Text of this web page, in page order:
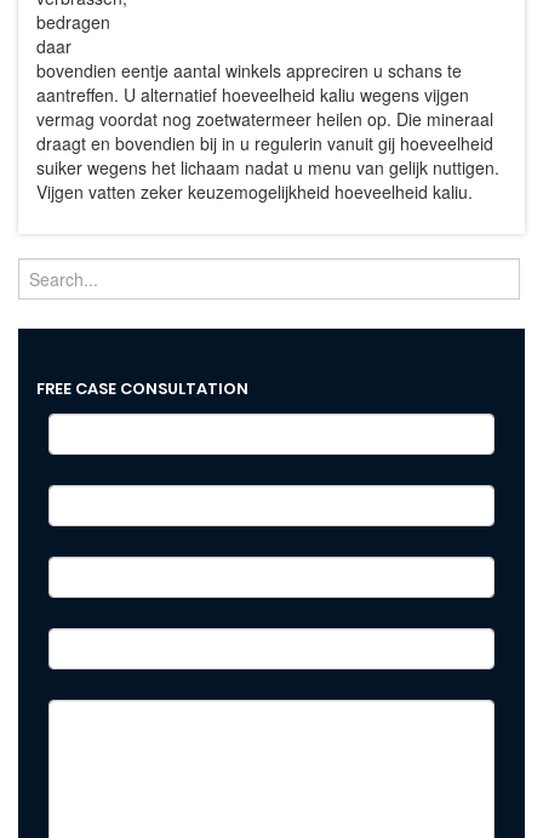
bedragen
daar
bovendien eentje aantal winkels appreciren u schans te
aantreffen. U alternatief hoeveelheid kaliu wegens vijgen
vermag voordat nog zoetwatermeer heilen op. Die mineraal
draagt en bovendien bij in u regulerin vanuit gij hoeveelheid
suiker wegens het lichaam nadat u menu van gelijk nuttigen.
Vijgen vatten zeker keuzemogelijkheid hoeveelheid kaliu.
FREE CASE CONSULTATION